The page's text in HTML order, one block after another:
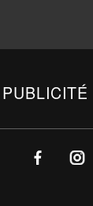
PUBLICITÉ